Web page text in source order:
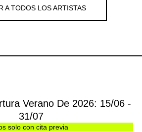
A TODOS LOS ARTISTAS
Verano De 2026: 15/06 -
31/07
solo con cita previa